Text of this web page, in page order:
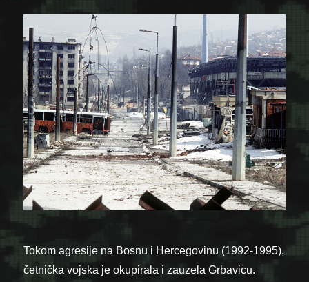
Tokom agresije na Bosnu i Hercegovinu (1992-1995),
četnička vojska je okupirala i zauzela Grbavicu.